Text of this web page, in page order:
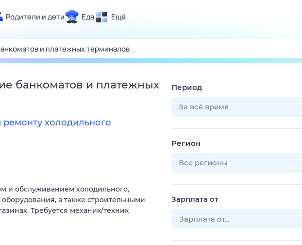
Родители и дети Еда Ещё
Здоровье
Развлечения и отдых
Спорт
Авто
Поиск
ТВ-программа
банкоматов и платежных
холодильного
и обслуживанием холодильного,
а также строительными
Требуется механик/техник
Период
За всё время
Регион
Все регионы
Зарплата от